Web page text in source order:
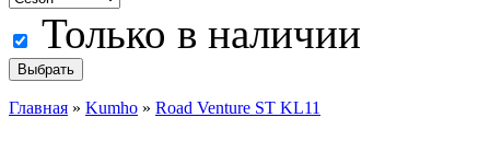
Только в наличии
Главная » Kumho » Road Venture ST KL11